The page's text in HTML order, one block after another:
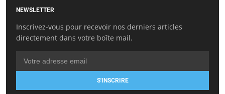
NEWSLETTER
Inscrivez-vous pour recevoir nos derniers articles
directement dans votre boîte mail.
S'INSCRIRE